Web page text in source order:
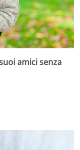
amici senza